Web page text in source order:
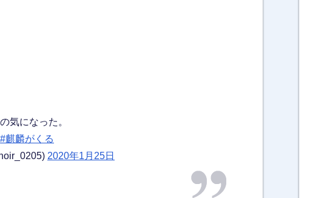
気になった。
#麒麟がくる
2020年1月25日